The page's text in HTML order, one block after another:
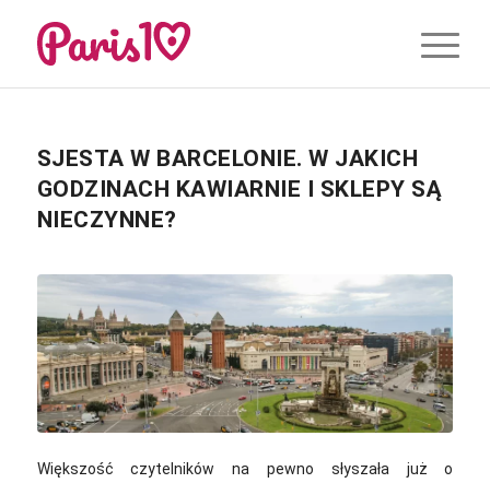
SJESTA W BARCELONIE. W JAKICH
GODZINACH KAWIARNIE I SKLEPY SĄ
NIECZYNNE?
Większość czytelników na pewno słyszała już o